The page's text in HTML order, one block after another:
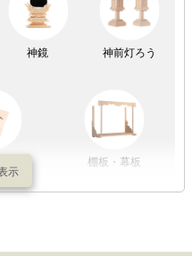
神鏡 神前灯ろう
棚板・幕板